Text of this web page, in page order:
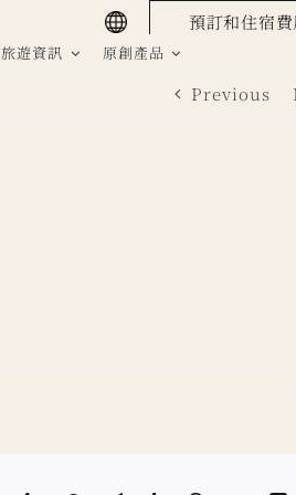
預訂和住宿費
旅遊資訊 原創產品
Previous